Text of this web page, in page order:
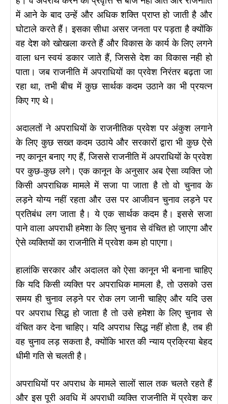
में आने के बाद उन्हें और अधिक शक्ति प्राप्त हो जाती है और
घोटाले करते हैं। इसका सीधा असर जनता पर पड़ता है क्योंकि
वह देश को खोखला करते हैं और विकास के कार्य के लिए लगने
वाला धन स्वयं डकार जाते हैं, जिससे देश का विकास नही हो
पाता। जब राजनीति में अपराधियों का प्रवेश निरंतर बढ़ता जा
रहा था, तभी बीच में कुछ सार्थक कदम उठाने का भी प्रयत्न
किए गए थे।
अदालतों ने अपराधियों के राजनीतिक प्रवेश पर अंकुश लगाने
के लिए कुछ सख्त कदम उठाये और सरकारों द्वारा भी कुछ ऐसे
नए कानून बनाए गए हैं, जिससे राजनीति में अपराधियों के प्रवेश
पर कुछ-कुछ लगे। एक कानून के अनुसार अब ऐसा व्यक्ति जो
किसी अपराधिक मामले में सजा पा जाता है तो वो चुनाव के
लड़ने योग्य नहीं रहता और उस पर आजीवन चुनाव लड़ने पर
प्रतिबंध लग जाता है। ये एक सार्थक कदम है। इससे सजा
पाने वाला अपराधी हमेशा के लिए चुनाव से वंचित हो जाएगा और
ऐसे व्यक्तियों का राजनीति में प्रवेश कम हो पाएगा।
हालांकि सरकार और अदालत को ऐसा कानून भी बनाना चाहिए
कि यदि किसी व्यक्ति पर अपराधिक मामला है, तो उसको उस
समय ही चुनाव लड़ने पर रोक लग जानी चाहिए और यदि उस
पर अपराध सिद्ध हो जाता है तो उसे हमेशा के लिए चुनाव से
वंचित कर देना चाहिए। यदि अपराध सिद्ध नहीं होता है, तब ही
वह चुनाव लड़ सकता है, क्योंकि भारत की न्याय प्रक्रिया बेहद
धीमी गति से चलती है।
अपराधियों पर अपराध के मामले सालों साल तक चलते रहते हैं
और इस पूरी अवधि में अपराधी व्यक्ति राजनीति में प्रवेश कर